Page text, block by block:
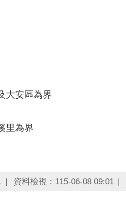
大安區為界
里為界
資料檢視：115-06-08 09:01